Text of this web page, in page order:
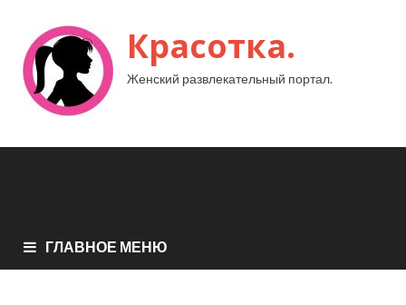
Красотка.
Женский развлекательный портал.
ГЛАВНОЕ МЕНЮ